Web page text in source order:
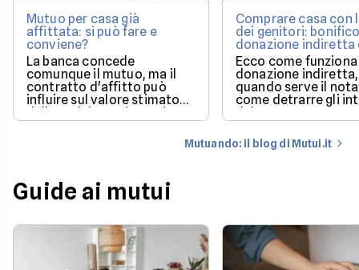
Mutuo per casa già
affittata: si può fare e
conviene?
La banca concede
comunque il mutuo, ma il
contratto d'affitto può
influire sul valore stimato
dalla perizia e sui tempi per
poter utilizzare la casa.
Comprare casa con
dei genitori:
donazione indiretta
mutuo?
Ecco come
donazione indiretta,
quando serve il
come detrarre gli
del mutuo.
Mutuando: il blog di Mutui.it
Guide ai mutui